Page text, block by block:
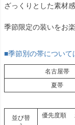
ざっくりとした素材
季節限定の装いをお
■季節別の帯について
名古屋帯
夏帯
並び替
優先度順